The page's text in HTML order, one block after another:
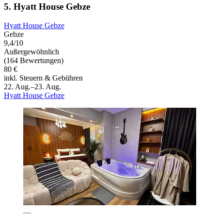
5. Hyatt House Gebze
Hyatt House Gebze
Gebze
9,4/10
Außergewöhnlich
(164 Bewertungen)
80 €
inkl. Steuern & Gebühren
22. Aug.–23. Aug.
Hyatt House Gebze